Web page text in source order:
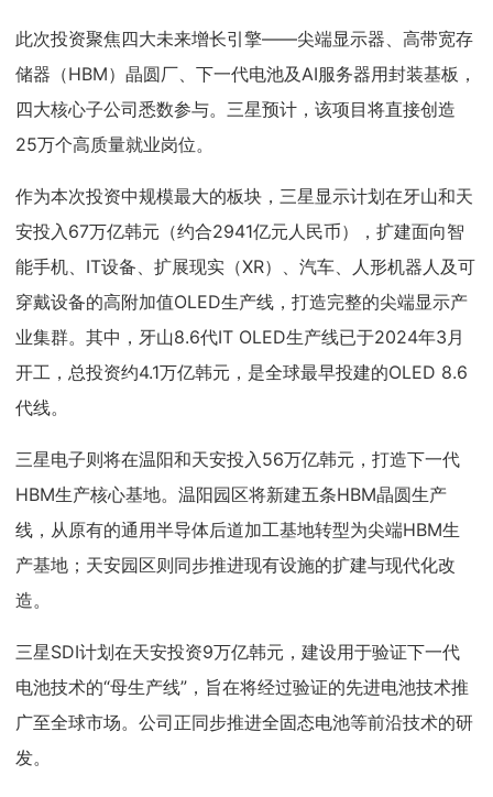
此次投资聚焦四大未来增长引擎——尖端显示器、高带宽存
储器（HBM）晶圆厂、下一代电池及AI服务器用封装基板，
四大核心子公司悉数参与。三星预计，该项目将直接创造
25万个高质量就业岗位。
作为本次投资中规模最大的板块，三星显示计划在牙山和天
安投入67万亿韩元（约合2941亿元人民币），扩建面向智
能手机、IT设备、扩展现实（XR）、汽车、人形机器人及可
穿戴设备的高附加值OLED生产线，打造完整的尖端显示产
业集群。其中，牙山8.6代IT OLED生产线已于2024年3月
开工，总投资约4.1万亿韩元，是全球最早投建的OLED 8.6
代线。
三星电子则将在温阳和天安投入56万亿韩元，打造下一代
HBM生产核心基地。温阳园区将新建五条HBM晶圆生产
线，从原有的通用半导体后道加工基地转型为尖端HBM生
产基地；天安园区则同步推进现有设施的扩建与现代化改
造。
三星SDI计划在天安投资9万亿韩元，建设用于验证下一代
电池技术的“母生产线”，旨在将经过验证的先进电池技术推
广至全球市场。公司正同步推进全固态电池等前沿技术的研
发。